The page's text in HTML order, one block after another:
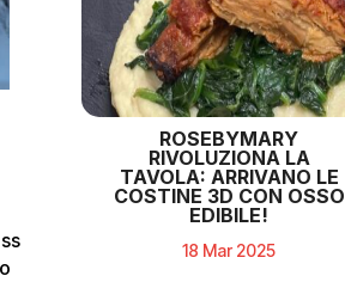
ROSEBYMARY
RIVOLUZIONA LA
TAVOLA: ARRIVANO LE
COSTINE 3D CON OSSO
EDIBILE!
18 Mar 2025